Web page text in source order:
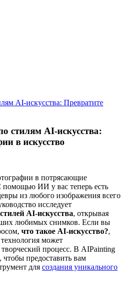
AI-искусства: Превратите
стилям AI-искусства:
в искусство
в потрясающие
помощью ИИ у вас теперь есть
из любого изображения всего
исследует
стилей AI-искусства, открывая
любимых снимков. Если вы
что такое AI-искусство?,
технология может
процесс. В AIPainting
предоставить вам
для создания уникального